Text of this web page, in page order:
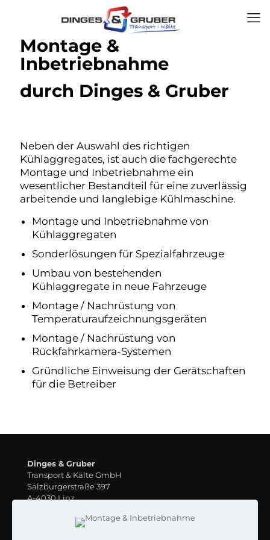
Montage &
Inbetriebnahme
durch Dinges & Gruber
Neben der Auswahl des richtigen
Kühlaggregates, ist auch die fachgerechte
Montage und Inbetriebnahme ein
wesentlicher Bestandteil für eine zuverlässig
arbeitende und langlebige Kühlmaschine.
Montage und Inbetriebnahme von
Kühlaggregaten
Sonderlösungen für Spezialfahrzeuge
Umbau von bestehenden
Kühlaggregate in neue Fahrzeuge
Montage / Nachrüstung von
Temperaturaufzeichnungsgeräten
Montage / Nachrüstung von
Rückfahrkamera-Systemen
Gründliche Einweisung der Gerätschaften
für die Betreiber
Dinges & Gruber
Transport & Kälte GmbH
Salzburgerstraße 397
A-4030 Linz
Öffnungszeiten: